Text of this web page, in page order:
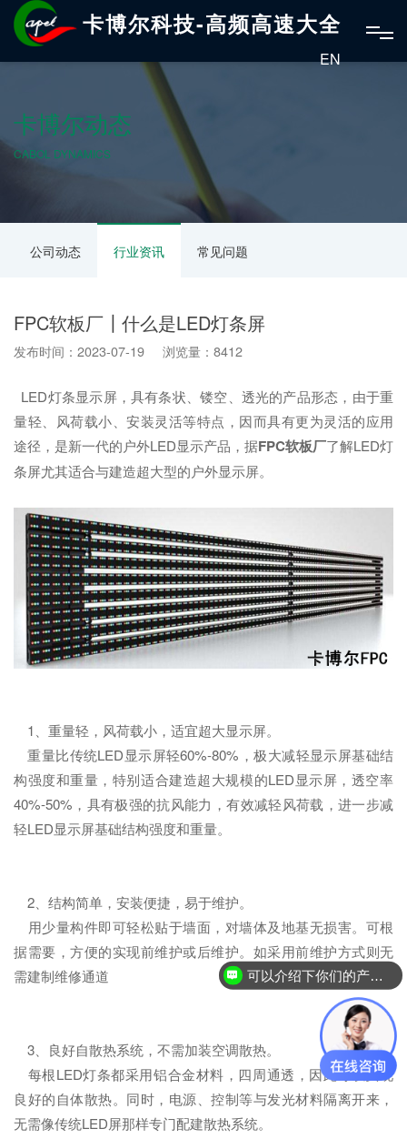
卡博尔科技-高频高速大全
EN
卡博尔动态
CABOL DYNAMICS
公司动态 行业资讯 常见问题
FPC软板厂┃什么是LED灯条屏
发布时间：2023-07-19 浏览量：8412
LED灯条显示屏，具有条状、镂空、透光的产品形态，由于重
量轻、风荷载小、安装灵活等特点，因而具有更为灵活的应用
途径，是新一代的户外LED显示产品，据FPC软板厂了解LED灯
条屏尤其适合与建造超大型的户外显示屏。
1、重量轻，风荷载小，适宜超大显示屏。
重量比传统LED显示屏轻60%-80%，极大减轻显示屏基础结
构强度和重量，特别适合建造超大规模的LED显示屏，透空率
40%-50%，具有极强的抗风能力，有效减轻风荷载，进一步减
轻LED显示屏基础结构强度和重量。
2、结构简单，安装便捷，易于维护。
用少量构件即可轻松贴于墙面，对墙体及地基无损害。可根
据需要，方便的实现前维护或后维护。如采用前维护方式则无
需建制维修通道
3、良好自散热系统，不需加装空调散热。
每根LED灯条都采用铝合金材料，四周通透，因此可以实现
良好的自体散热。同时，电源、控制等与发光材料隔离开来，
无需像传统LED屏那样专门配建散热系统。
可以介绍下你们的产品么？